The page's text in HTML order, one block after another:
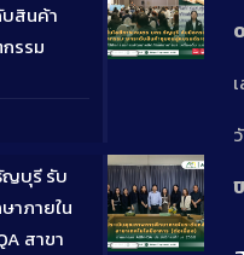
Long
สินค้า
รรม
ญบุรี รับ
าภายใน
สาขา